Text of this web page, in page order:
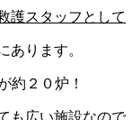
護スタッフとして
あります。
約２０炉！
も広い施設なので